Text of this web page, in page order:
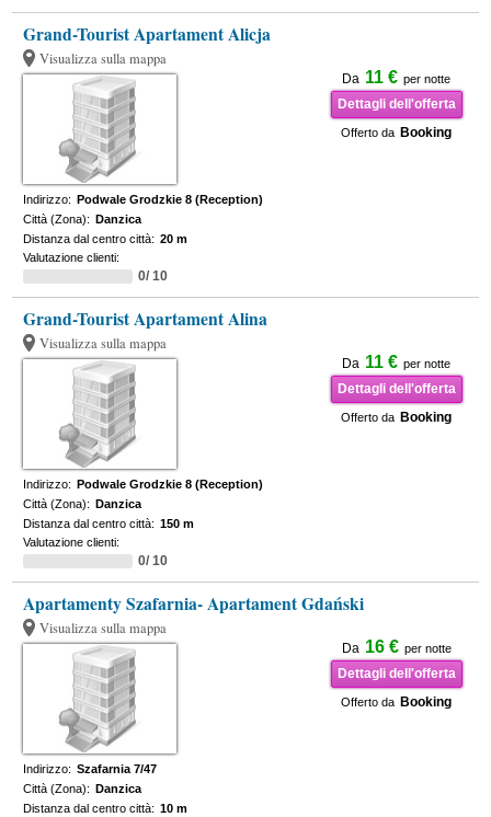
Grand-Tourist Apartament Alicja
Visualizza sulla mappa
Da 11 € per notte
Dettagli dell'offerta
Offerto da Booking
Indirizzo: Podwale Grodzkie 8 (Reception)
Città (Zona): Danzica
Distanza dal centro città: 20 m
Valutazione clienti:
0/ 10
Grand-Tourist Apartament Alina
Visualizza sulla mappa
Da 11 € per notte
Dettagli dell'offerta
Offerto da Booking
Indirizzo: Podwale Grodzkie 8 (Reception)
Città (Zona): Danzica
Distanza dal centro città: 150 m
Valutazione clienti:
0/ 10
Apartamenty Szafarnia- Apartament Gdański
Visualizza sulla mappa
Da 16 € per notte
Dettagli dell'offerta
Offerto da Booking
Indirizzo: Szafarnia 7/47
Città (Zona): Danzica
Distanza dal centro città: 10 m